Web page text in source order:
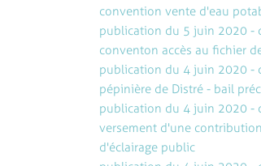
convention vente d'eau
publication du 5 juin 2020 -
conventon accès au fichier
publication du 4 juin 2020 -
pépinière de Distré - bail
publication du 4 juin 2020 -
versement d'une
d'éclairage public